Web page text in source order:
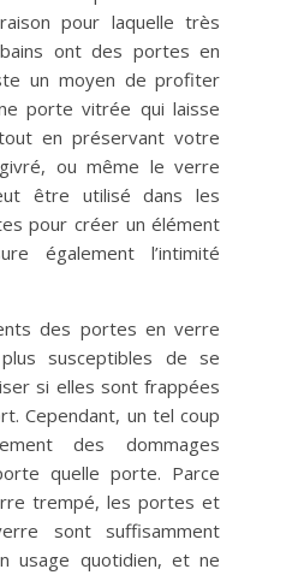
pour laquelle très
ont des portes en
un moyen de profiter
porte vitrée qui laisse
en préservant votre
ou même le verre
être utilisé dans les
pour créer un élément
également l’intimité
des portes en verre
susceptibles de se
si elles sont frappées
Cependant, un tel coup
des dommages
quelle porte. Parce
trempé, les portes et
sont suffisamment
usage quotidien, et ne